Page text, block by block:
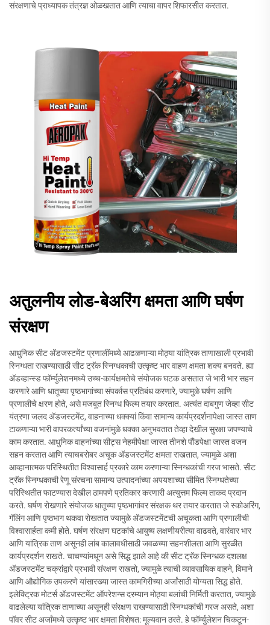
संरक्षणाचे प्राध्यापक तंत्रज्ञ ओळखतात आणि त्याचा वापर शिफारसीत करतात.
अतुलनीय लोड-बेअरिंग क्षमता आणि घर्षण
संरक्षण
आधुनिक सीट अ‍ॅडजस्टमेंट प्रणालींमध्ये आढळणाऱ्या मोठ्या यांत्रिक ताणाखाली प्रभावी
स्निग्धता राखण्यासाठी सीट ट्रॅक स्निग्धकाची उत्कृष्ट भार वाहण क्षमता शक्य बनवते. ह्या
अ‍ॅडव्हान्स्ड फॉर्म्युलेशनमध्ये उच्च-कार्यक्षमतेचे संयोजक घटक असतात जे भारी भार सहन
करणारे आणि धातूच्या पृष्ठभागांच्या संपर्कास प्रतिबंध करणारे, ज्यामुळे घर्षण आणि
प्रणालीचे क्षरण होते, असे मजबूत स्निग्ध फिल्म तयार करतात. अत्यंत दाबगुण जेव्हा सीट
यंत्रणा जलद अ‍ॅडजस्टमेंट, वाहनाच्या धक्क्यां किंवा सामान्य कार्यप्रदर्शनापेक्षा जास्त ताण
टाकणाऱ्या भारी वापरकर्त्यांच्या वजनांमुळे धक्का अनुभवतात तेव्हा देखील सुरक्षा जपण्याचे
काम करतात. आधुनिक वाहनांच्या सीट्स नेहमीपेक्षा जास्त तीनशे पौंडपेक्षा जास्त वजन
सहन करतात आणि त्याचबरोबर अचूक अ‍ॅडजस्टमेंट क्षमता राखतात, ज्यामुळे अशा
आव्हानात्मक परिस्थितीत विश्वासार्ह प्रकारे काम करणाऱ्या स्निग्धकांची गरज भासते. सीट
ट्रॅक स्निग्धकाची रेणू संरचना सामान्य उत्पादनांच्या अपयशाच्या सीमित स्निग्धतेच्या
परिस्थितीत फाटण्यास देखील ठामपणे प्रतिकार करणारी अत्युत्तम फिल्म ताकद प्रदान
करते. घर्षण रोखणारे संयोजक धातूच्या पृष्ठभागांवर संरक्षक थर तयार करतात जे स्कोअरिंग,
गॅलिंग आणि पृष्ठभाग थकवा रोखतात ज्यामुळे अ‍ॅडजस्टमेंटची अचूकता आणि प्रणालीची
विश्वासार्हता कमी होते. घर्षण संरक्षण घटकांचे आयुष्य लक्षणीयरीत्या वाढवते, वारंवार भार
आणि यांत्रिक ताण असूनही लांब कालावधीसाठी जवळच्या सहनशीलता आणि सुरळीत
कार्यप्रदर्शन राखते. चाचण्यांमधून असे सिद्ध झाले आहे की सीट ट्रॅक स्निग्धक दशलक्ष
अ‍ॅडजस्टमेंट चक्रांद्वारे प्रभावी संरक्षण राखतो, ज्यामुळे त्याची व्यावसायिक वाहने, विमाने
आणि औद्योगिक उपकरणे यांसारख्या जास्त कामगिरीच्या अर्जांसाठी योग्यता सिद्ध होते.
इलेक्ट्रिक मोटर्स अ‍ॅडजस्टमेंट ऑपरेशन्स दरम्यान मोठ्या बलांची निर्मिती करतात, ज्यामुळे
वाढलेल्या यांत्रिक ताणाच्या असूनही संरक्षण राखण्यासाठी स्निग्धकांची गरज असते, अशा
पॉवर सीट अर्जांमध्ये उत्कृष्ट भार क्षमता विशेषत: मूल्यवान ठरते. हे फॉर्म्युलेशन चिकटून-